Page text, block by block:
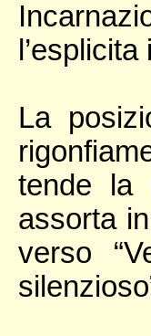
La
tende la
assorta
verso